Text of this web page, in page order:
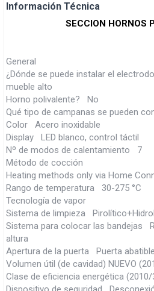
Información Técnica
SECCION HORNOS
General
¿Dónde se puede instalar el
mueble alto
Horno polivalente? No
Qué tipo de campanas se pueden
Color Acero inoxidable
Display LED blanco, control táctil
Nº de modos de calentamiento 7
Método de cocción
Heating methods only via Home
Rango de temperatura 30-275 °C
Tecnología de vapor
Sistema de limpieza
Sistema para colocar las bandejas
altura
Apertura de la puerta Puerta abatible
Volumen útil (de cavidad) NUEVO
Clase de eficiencia energética